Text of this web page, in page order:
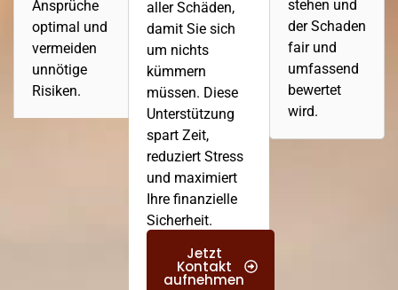
Ansprüche
optimal und
vermeiden
unnötige
Risiken.
aller Schäden,
damit Sie sich
um nichts
kümmern
müssen. Diese
Unterstützung
spart Zeit,
reduziert Stress
und maximiert
Ihre finanzielle
Sicherheit.
Jetzt
Kontakt
aufnehmen
stehen und
der Schaden
fair und
umfassend
bewertet
wird.